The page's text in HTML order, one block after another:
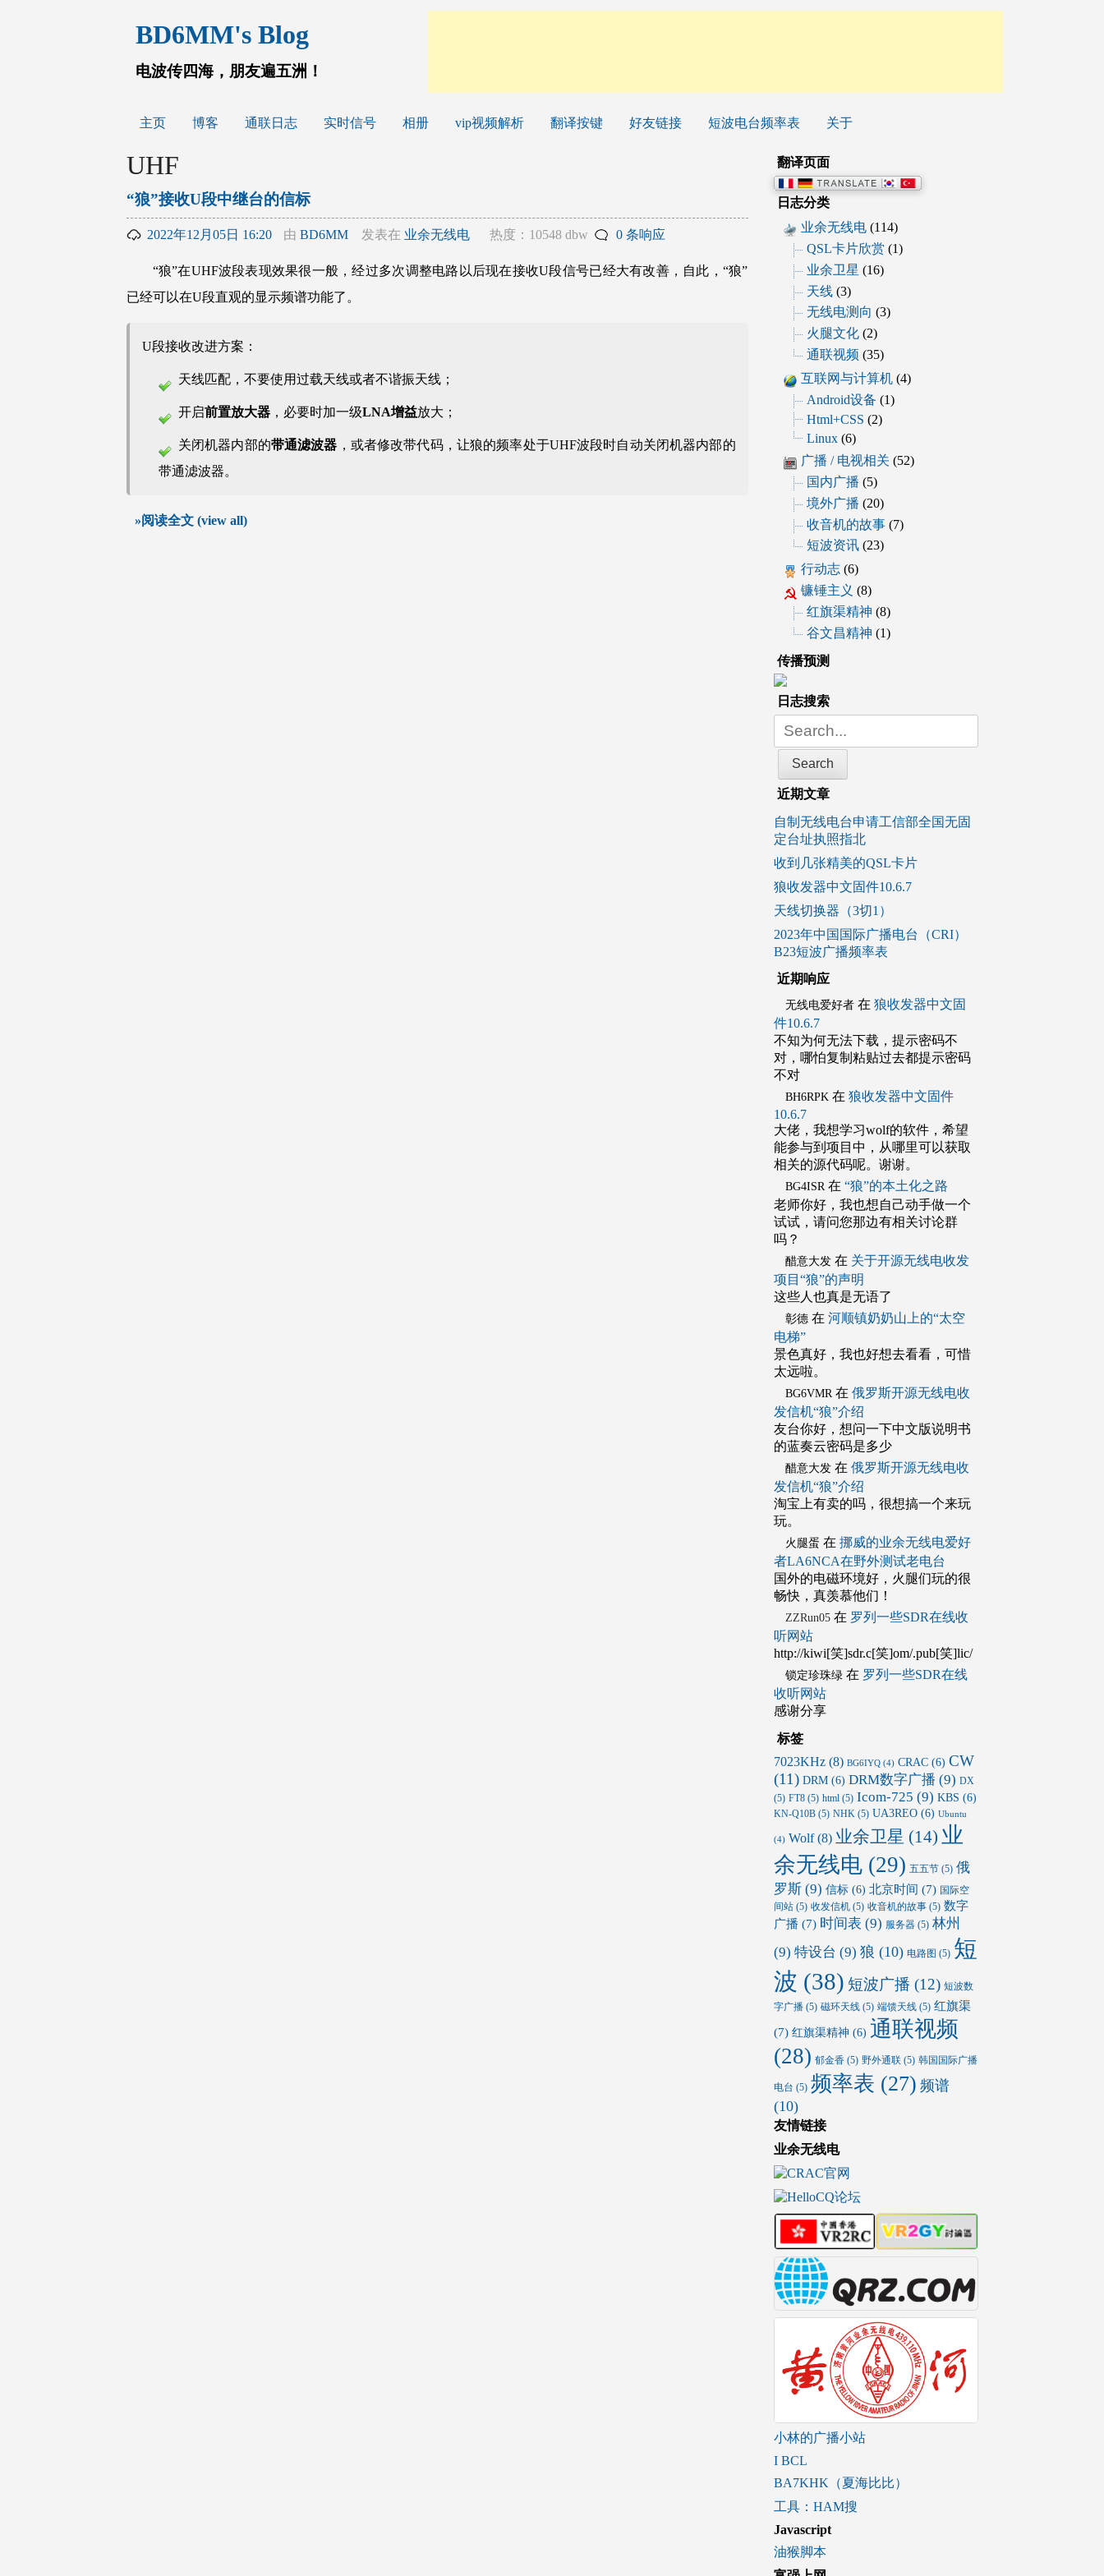
容
BD6MM's Blog
电波传四海，朋友遍五洲！
主页 博客 通联日志 实时信号 相册 vip视频解析 翻译按键 好友链接 短波电台频率表 关于
UHF
“狼”接收U段中继台的信标
2022年12月05日 16:20 由BD6MM 发表在 业余无线电 热度：10548 dbw 0 条响应
“狼”在UHF波段表现效果很一般，经过多次调整电路以后现在接收U段信号已经大有改善，自此，“狼”
已经可以在U段直观的显示频谱功能了。
U段接收改进方案：
天线匹配，不要使用过载天线或者不谐振天线；
开启前置放大器，必要时加一级LNA增益放大；
关闭机器内部的带通滤波器 ，或者修改带代码，让狼的频率处于UHF波段时自动关闭机器内部的
带通滤波器。
»阅读全文 (view all)
翻译页面
日志分类
业余无线电 (114)
QSL卡片欣赏 (1)
业余卫星 (16)
天线 (3)
无线电测向 (3)
火腿文化 (2)
通联视频 (35)
互联网与计算机 (4)
Android设备 (1)
Html+CSS (2)
Linux (6)
广播 / 电视相关 (52)
国内广播 (5)
境外广播 (20)
收音机的故事 (7)
短波资讯 (23)
行动志 (6)
镰锤主义 (8)
红旗渠精神 (8)
谷文昌精神 (1)
传播预测
日志搜索
Search
近期文章
自制无线电台申请工信部全国无固
定台址执照指北
收到几张精美的QSL卡片
狼收发器中文固件10.6.7
天线切换器（3切1）
2023年中国国际广播电台（CRI）
B23短波广播频率表
近期响应
无线电爱好者在 狼收发器中文固
件10.6.7
不知为何无法下载，提示密码不
对，哪怕复制粘贴过去都提示密码
不对
BH6RPK 在 狼收发器中文固件
10.6.7
大佬，我想学习wolf的软件，希望
能参与到项目中，从哪里可以获取
相关的源代码呢。谢谢。
BG4ISR 在 “狼”的本土化之路
老师你好，我也想自己动手做一个
试试，请问您那边有相关讨论群
吗？
醋意大发在 关于开源无线电收发
项目“狼”的声明
这些人也真是无语了
彰德在 河顺镇奶奶山上的“太空
电梯”
景色真好，我也好想去看看，可惜
太远啦。
BG6VMR 在 俄罗斯开源无线电收
发信机“狼”介绍
友台你好，想问一下中文版说明书
的蓝奏云密码是多少
醋意大发在 俄罗斯开源无线电收
发信机“狼”介绍
淘宝上有卖的吗，很想搞一个来玩
玩。
火腿蛋 在 挪威的业余无线电爱好
者LA6NCA在野外测试老电台
国外的电磁环境好，火腿们玩的很
畅快，真羡慕他们！
ZZRun05在 罗列一些SDR在线收
听网站
http://kiwi[笑]sdr.c[笑]om/.pub[笑]lic/
锁定珍珠绿在 罗列一些SDR在线
收听网站
感谢分享
标签
7023KHz(8) BG6IYQ(4) CRAC(6) CW
(11) DRM(6) DRM数字广播 (9) DX
(5) FT8(5) html(5) Icom-725 (9) KBS (6)
KN-Q10B(5) NHK (5) UA3REO(6) Ubuntu
(4) Wolf(8) 业余卫星 (14) 业
余无线电(29) 五五节(5) 俄
罗斯(9) 信标(6) 北京时间 (7) 国际空
间站(5) 收发信机(5) 收音机的故事(5) 数字
广播 (7) 时间表 (9) 服务器(5) 林州
(9) 特设台 (9) 狼 (10) 电路图 (5) 短
波 (38) 短波广播 (12) 短波数
字广播(5) 磁环天线(5) 端馈天线(5) 红旗渠
(7) 红旗渠精神 (6) 通联视频
(28) 郁金香(5) 野外通联(5) 韩国国际广播
电台 (5) 频率表 (27) 频谱
(10)
友情链接
业余无线电
小林的广播小站
I BCL
BA7KHK（夏海比比）
工具：HAM搜
Javascript
油猴脚本